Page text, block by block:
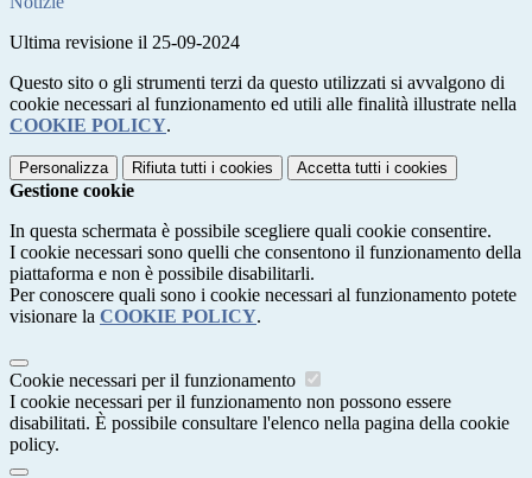
Ultima revisione il 25-09-2024
Questo sito o gli strumenti terzi da questo utilizzati si avvalgono di
cookie necessari al funzionamento ed utili alle finalità illustrate nella
COOKIE POLICY.
Personalizza Rifiuta tutti i cookies Accetta tutti i cookies
Gestione cookie
In questa schermata è possibile scegliere quali cookie consentire.
I cookie necessari sono quelli che consentono il funzionamento della
piattaforma e non è possibile disabilitarli.
Per conoscere quali sono i cookie necessari al funzionamento potete
visionare la COOKIE POLICY.
Cookie necessari per il funzionamento
I cookie necessari per il funzionamento non possono essere
disabilitati. È possibile consultare l'elenco nella pagina della cookie
policy.